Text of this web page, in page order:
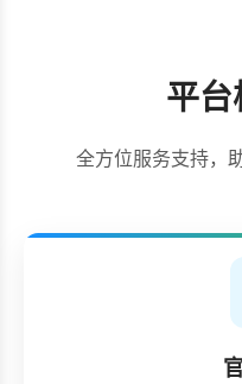
平台
全方位服务支持，